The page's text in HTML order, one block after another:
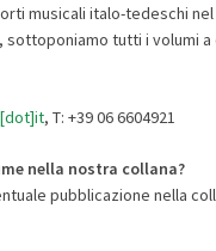
musicali italo-tedeschi
tutti i volumi
, T: +39 06 6604921
nella nostra collana?
pubblicazione nella